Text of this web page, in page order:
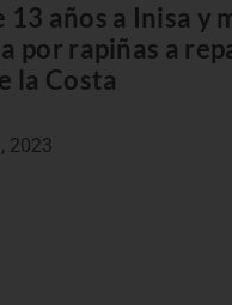
13 años a Inisa y
por rapiñas a
la Costa
2023